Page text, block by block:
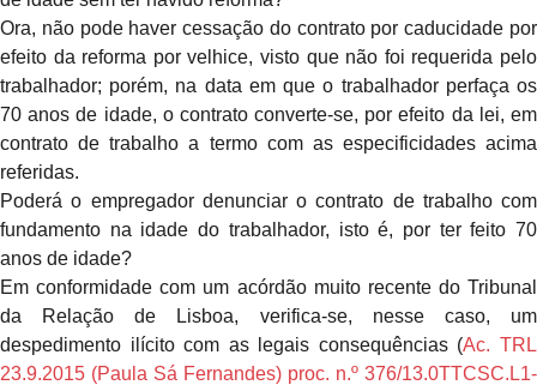
Ora, não pode haver cessação do contrato por caducidade por
efeito da reforma por velhice, visto que não foi requerida pelo
trabalhador; porém, na data em que o trabalhador perfaça os
70 anos de idade, o contrato converte-se, por efeito da lei, em
contrato de trabalho a termo com as especificidades acima
referidas.
Poderá o empregador denunciar o contrato de trabalho com
fundamento na idade do trabalhador, isto é, por ter feito 70
anos de idade?
Em conformidade com um acórdão muito recente do Tribunal
da Relação de Lisboa, verifica-se, nesse caso, um
despedimento ilícito com as legais consequências (Ac. TRL
23.9.2015 (Paula Sá Fernandes) proc. n.º 376/13.0TTCSC.L1-